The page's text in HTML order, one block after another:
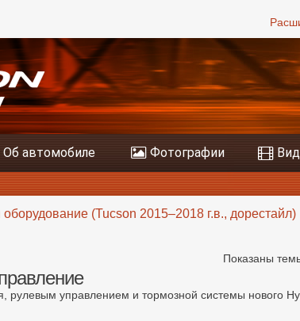
Об автомобиле Фотографии
(Tucson 2015–2018 г.в., дорестайл)
Показаны
рулевым управлением и тормозной системы нового